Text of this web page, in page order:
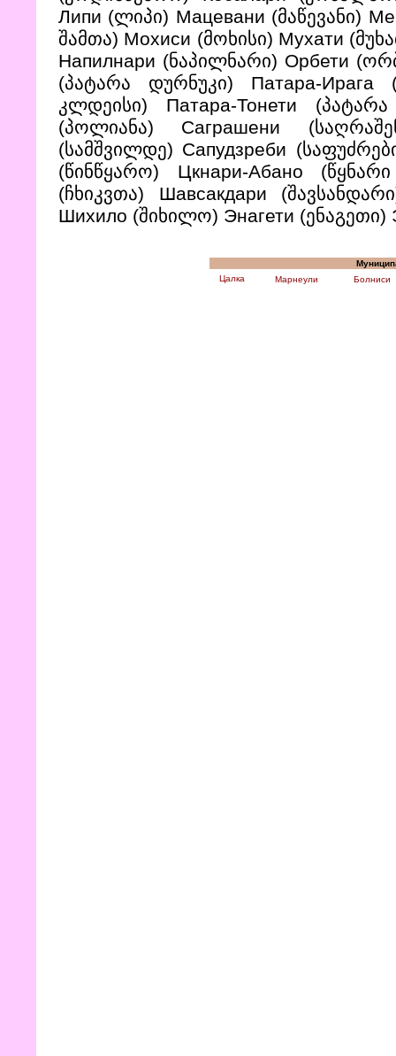
Липи (ლიპი) Мацевани (მაწევანი)
შამთა) Мохиси (მოხისი) Мухати
Напилнари (ნაპილნარი) Орбети
(პატარა დურნუკი) Патара-Ирага
კლდეისი) Патара-Тонети
(პოლიანა) Саграшени
(სამშვილდე) Сапудзреби
(წინწყარო) Цкнари-Абано
(ჩხიკვთა) Шавсакдари
Шихило (შიხილო) Энагети (ენაგეთი)
Цалка
Марнеули Болниси